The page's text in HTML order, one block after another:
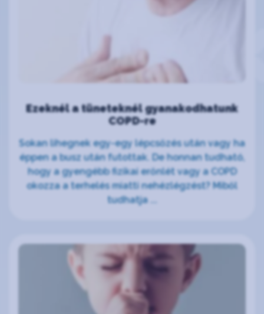
Ezeknél a tüneteknél gyanakodhatunk
COPD-re
Sokan lihegnek egy-egy lépcsőzés után vagy ha
éppen a busz után futottak. De honnan tudható,
hogy a gyengébb fizikai erőnlét vagy a COPD
okozza a terhelés miatti nehézlégzést? Miből
tudhatja ...